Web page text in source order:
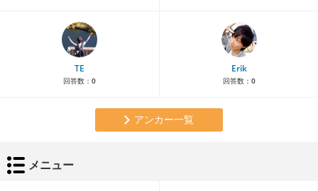
TE
回答数： 0
Erik
回答数： 0
アンカー一覧
メニュー